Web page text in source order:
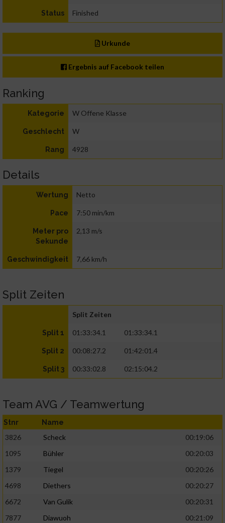
Status Finished
Urkunde
Ergebnis auf Facebook teilen
Ranking
Kategorie W Offene Klasse
Geschlecht W
Rang 4928
Details
Wertung Netto
Pace 7:50 min/km
Meter pro
Sekunde
2,13 m/s
Geschwindigkeit 7,66 km/h
Split Zeiten
Split Zeiten
Split 1 01:33:34.1 01:33:34.1
Split 2 00:08:27.2 01:42:01.4
Split 3 00:33:02.8 02:15:04.2
Team AVG / Teamwertung
Stnr Name
3826 Scheck
00:19:06
1095
Bühler
00:20:03
1379
Tiegel
00:20:26
4698
Diethers
00:20:27
6672
Van Gulik
00:20:31
7877
Diawuoh
00:21:09